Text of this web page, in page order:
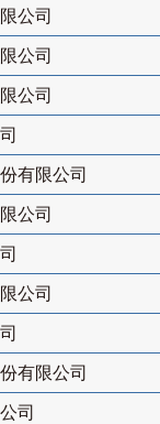
公司
公司
公司
有限公司
公司
公司
有限公司
司